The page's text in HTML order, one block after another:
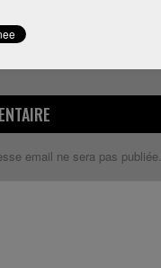
jolie phrase, mais…
email ne sera pas publiée.